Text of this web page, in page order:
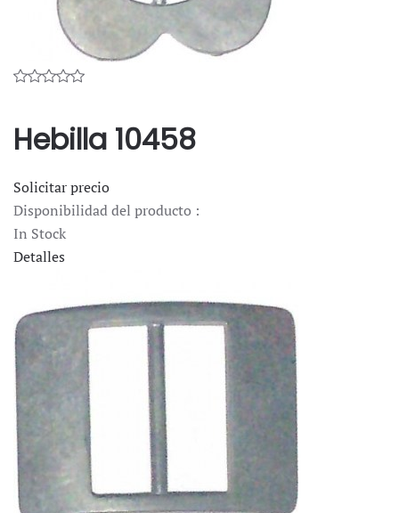
Hebilla 10458
Solicitar precio
Disponibilidad del producto :
In Stock
Detalles